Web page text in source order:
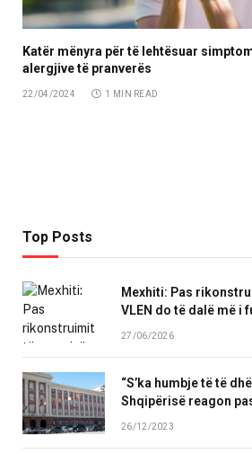
Katër mënyra për të lehtësuar
alergjive të pranverës
22/04/2024 1 MIN READ
Top Posts
Mexhiti: Pas
VLEN do të dalë më
27/06/2026
“S’ka humbje të të
Shqipërisë reagon
26/12/2023